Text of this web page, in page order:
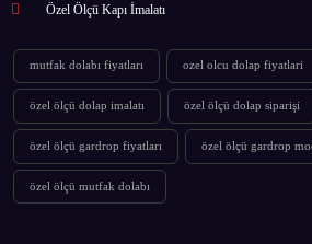
Özel Ölçü Kapı İmalatı
mutfak dolabı fiyatları ozel olcu dolap fiyatlari
özel ölçü dolap imalatı özel ölçü dolap siparişi
özel ölçü gardrop fiyatları özel ölçü gardrop
özel ölçü mutfak dolabı